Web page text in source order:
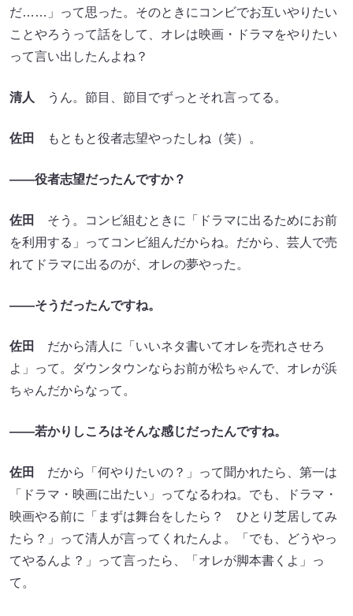
だ……」って思った。そのときにコンビでお互いやりたい
ことやろうって話をして、オレは映画・ドラマをやりたい
って言い出したんよね？
清人 うん。節目、節目でずっとそれ言ってる。
佐田 もともと役者志望やったしね（笑）。
――役者志望だったんですか？
佐田
そう。コンビ組むときに「ドラマに出るためにお前
を利用する」ってコンビ組んだからね。だから、芸人で売
れてドラマに出るのが、オレの夢やった。
――そうだったんですね。
佐田
だから清人に「いいネタ書いてオレを売れさせろ
よ」って。ダウンタウンならお前が松ちゃんで、オレが浜
ちゃんだからなって。
――若かりしころはそんな感じだったんですね。
佐田
だから「何やりたいの？」って聞かれたら、第一は
「ドラマ・映画に出たい」ってなるわね。でも、ドラマ・
映画やる前に「まずは舞台をしたら？ ひとり芝居してみ
たら？」って清人が言ってくれたんよ。「でも、どうやっ
てやるんよ？」って言ったら、「オレが脚本書くよ」っ
て。